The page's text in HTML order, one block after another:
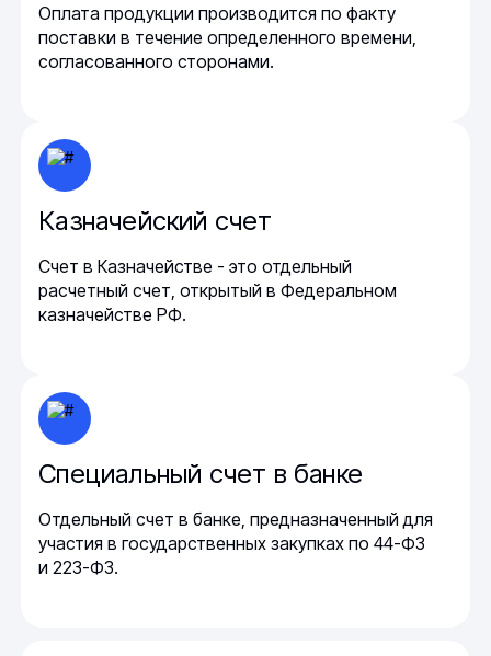
Оплата продукции производится по факту
поставки в течение определенного времени,
согласованного сторонами.
Казначейский счет
Счет в Казначействе - это отдельный
расчетный счет, открытый в Федеральном
казначействе РФ.
Специальный счет в банке
Отдельный счет в банке, предназначенный для
участия в государственных закупках по 44-ФЗ
и 223-ФЗ.